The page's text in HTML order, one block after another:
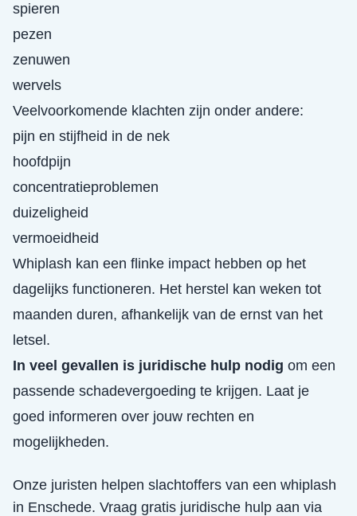
spieren
pezen
zenuwen
wervels
Veelvoorkomende klachten zijn onder andere:
pijn en stijfheid in de nek
hoofdpijn
concentratieproblemen
duizeligheid
vermoeidheid
Whiplash kan een flinke impact hebben op het
dagelijks functioneren. Het herstel kan weken tot
maanden duren, afhankelijk van de ernst van het
letsel.
In veel gevallen is juridische hulp nodig om een
passende schadevergoeding te krijgen. Laat je
goed informeren over jouw rechten en
mogelijkheden.
Onze juristen helpen slachtoffers van een whiplash
in Enschede. Vraag gratis juridische hulp aan via